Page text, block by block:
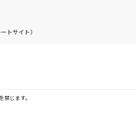
トサイト）
禁じます。